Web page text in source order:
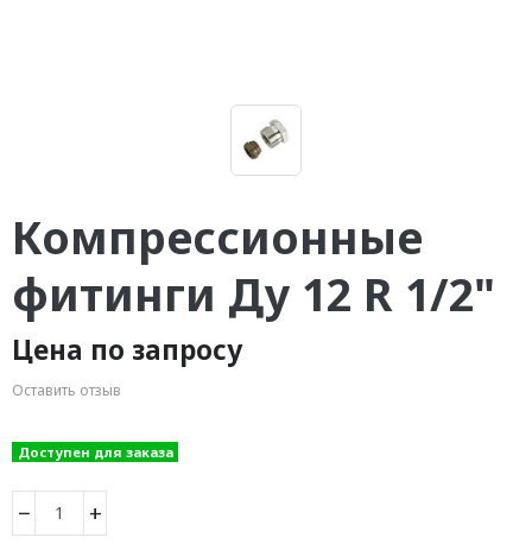
Компрессионные
фитинги Ду 12 R 1/2"
Цена по запросу
Оставить отзыв
Доступен для заказа
− +